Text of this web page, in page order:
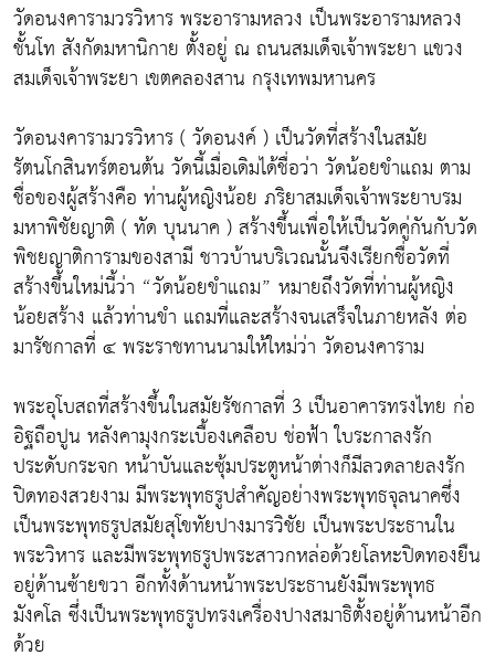
วัดอนงคารามวรวิหาร พระอารามหลวง เป็นพระอารามหลวง
ชั้นโท สังกัดมหานิกาย ตั้งอยู่ ณ ถนนสมเด็จเจ้าพระยา แขวง
สมเด็จเจ้าพระยา เขตคลองสาน กรุงเทพมหานคร
วัดอนงคารามวรวิหาร ( วัดอนงค์ ) เป็นวัดที่สร้างในสมัย
รัตนโกสินทร์ตอนต้น วัดนี้เมื่อเดิมได้ชื่อว่า วัดน้อยขำแถม ตาม
ชื่อของผู้สร้างคือ ท่านผู้หญิงน้อย ภริยาสมเด็จเจ้าพระยาบรม
มหาพิชัยญาติ ( ทัด บุนนาค ) สร้างขึ้นเพื่อให้เป็นวัดคู่กันกับวัด
พิชยญาติการามของสามี ชาวบ้านบริเวณนั้นจึงเรียกชื่อวัดที่
สร้างขึ้นใหม่นี้ว่า “วัดน้อยขำแถม” หมายถึงวัดที่ท่านผู้หญิง
น้อยสร้าง แล้วท่านขำ แถมที่และสร้างจนเสร็จในภายหลัง ต่อ
มารัชกาลที่ ๔ พระราชทานนามให้ใหม่ว่า วัดอนงคาราม
พระอุโบสถที่สร้างขึ้นในสมัยรัชกาลที่ 3 เป็นอาคารทรงไทย ก่อ
อิฐถือปูน หลังคามุงกระเบื้องเคลือบ ช่อฟ้า ใบระกาลงรัก
ประดับกระจก หน้าบันและซุ้มประตูหน้าต่างก็มีลวดลายลงรัก
ปิดทองสวยงาม มีพระพุทธรูปสำคัญอย่างพระพุทธจุลนาคซึ่ง
เป็นพระพุทธรูปสมัยสุโขทัยปางมารวิชัย เป็นพระประธานใน
พระวิหาร และมีพระพุทธรูปพระสาวกหล่อด้วยโลหะปิดทองยืน
อยู่ด้านซ้ายขวา อีกทั้งด้านหน้าพระประธานยังมีพระพุทธ
มังคโล ซึ่งเป็นพระพุทธรูปทรงเครื่องปางสมาธิตั้งอยู่ด้านหน้าอีก
ด้วย